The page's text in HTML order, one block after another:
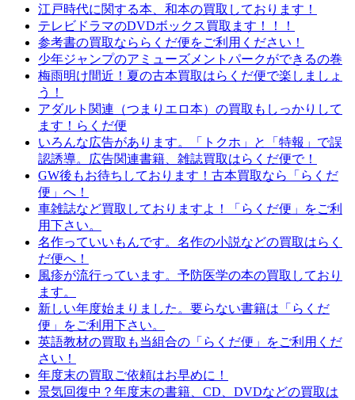
江戸時代に関する本、和本の買取しております！
テレビドラマのDVDボックス買取ます！！！
参考書の買取なららくだ便をご利用ください！
少年ジャンプのアミューズメントパークができるの巻
梅雨明け間近！夏の古本買取はらくだ便で楽しましょ
う！
アダルト関連（つまりエロ本）の買取もしっかりして
ます！らくだ便
いろんな広告があります。「トクホ」と「特報」で誤
認誘導。広告関連書籍、雑誌買取はらくだ便で！
GW後もお待ちしております！古本買取なら「らくだ
便」へ！
車雑誌など買取しておりますよ！「らくだ便」をご利
用下さい。
名作っていいもんです。名作の小説などの買取はらく
だ便へ！
風疹が流行っています。予防医学の本の買取しており
ます。
新しい年度始まりました。要らない書籍は「らくだ
便」をご利用下さい。
英語教材の買取も当組合の「らくだ便」をご利用くだ
さい！
年度末の買取ご依頼はお早めに！
景気回復中？年度末の書籍、CD、DVDなどの買取は